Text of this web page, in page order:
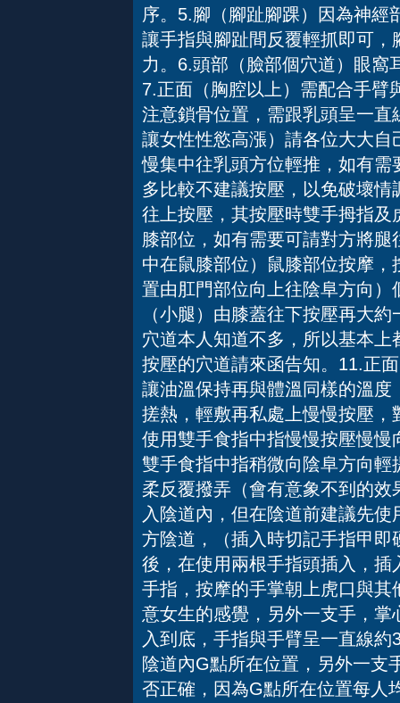
序。5.腳（腳趾腳踝）因為神經
讓手指與腳趾間反覆輕抓即可
力。6.頭部（臉部個穴道）眼窩
7.正面（胸腔以上）需配合手臂
注意鎖骨位置，需跟乳頭呈一
讓女性性慾高漲）請各位大大
慢集中往乳頭方位輕推，如有
多比較不建議按壓，以免破壞
往上按壓，其按壓時雙手拇指
膝部位，如有需要可請對方將
中在鼠膝部位）鼠膝部位按摩
置由肛門部位向上往陰阜方向
（小腿）由膝蓋往下按壓再大
穴道本人知道不多，所以基本
按壓的穴道請來函告知。11.正
讓油溫保持再與體溫同樣的溫
搓熱，輕敷再私處上慢慢按壓
使用雙手食指中指慢慢按壓慢
雙手食指中指稍微向陰阜方向
柔反覆撥弄（會有意象不到的
入陰道內，但在陰道前建議先
方陰道，（插入時切記手指甲
後，在使用兩根手指頭插入，
手指，按摩的手掌朝上虎口與
意女生的感覺，另外一支手，
入到底，手指與手臂呈一直線
陰道內G點所在位置，另外一支
否正確，因為G點所在位置每人